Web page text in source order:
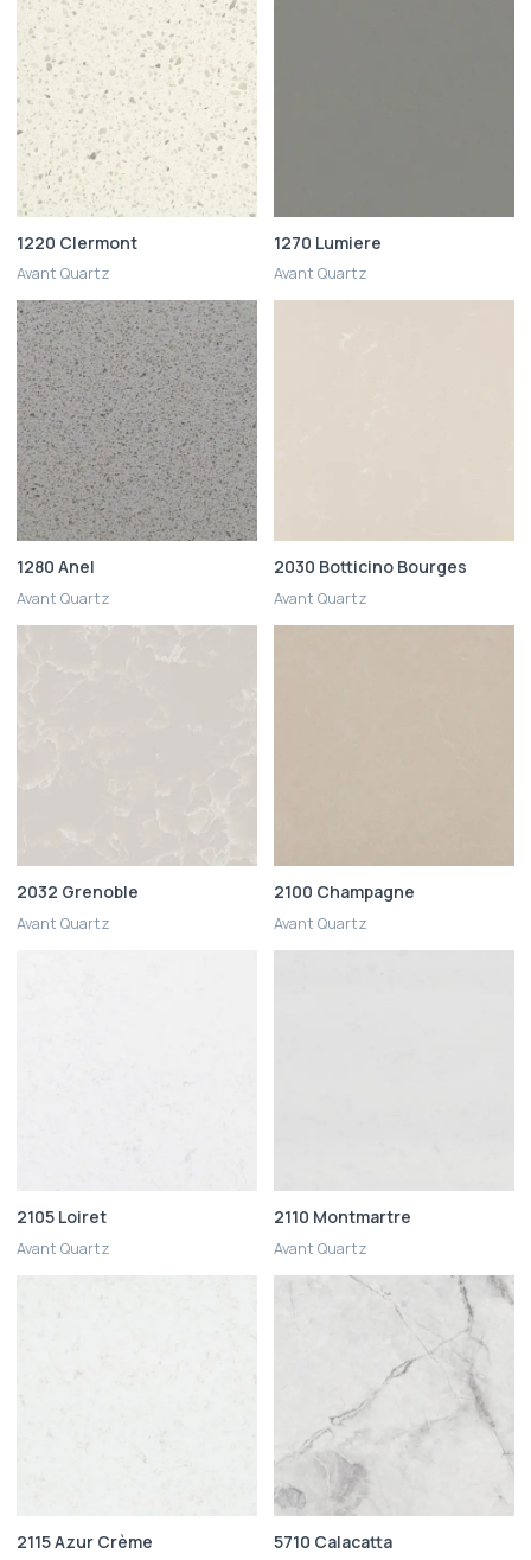
1220 Clermont
Avant Quartz
1270 Lumiere
Avant Quartz
1280 Anel
Avant Quartz
2030 Botticino Bourges
Avant Quartz
2032 Grenoble
Avant Quartz
2100 Champagne
Avant Quartz
2105 Loiret
Avant Quartz
2110 Montmartre
Avant Quartz
2115 Azur Crème 5710 Calacatta